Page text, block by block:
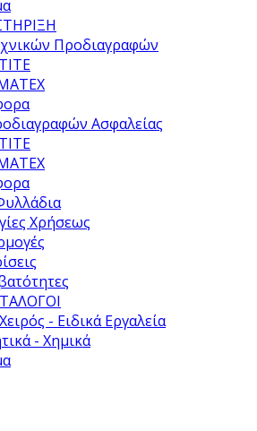
Προδιαγραφών
Ασφαλείας
Χρήσεως
- Ειδικά Εργαλεία
- Χημικά